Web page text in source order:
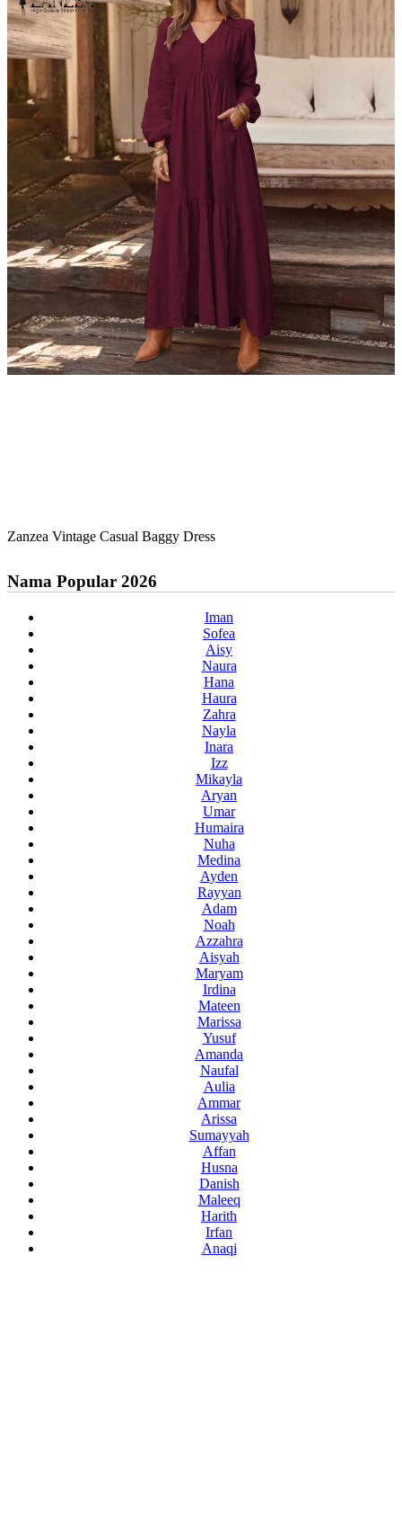
Zanzea Vintage Casual Baggy Dress
Nama Popular 2026
Iman
Sofea
Aisy
Naura
Hana
Haura
Zahra
Nayla
Inara
Izz
Mikayla
Aryan
Umar
Humaira
Nuha
Medina
Ayden
Rayyan
Adam
Noah
Azzahra
Aisyah
Maryam
Irdina
Mateen
Marissa
Yusuf
Amanda
Naufal
Aulia
Ammar
Arissa
Sumayyah
Affan
Husna
Danish
Maleeq
Harith
Irfan
Anaqi